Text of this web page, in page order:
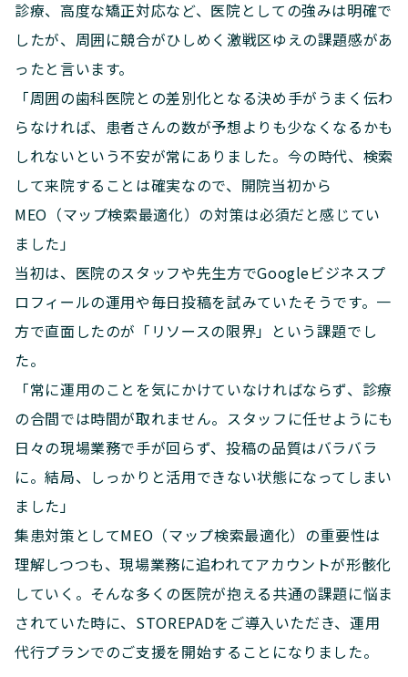
診療、高度な矯正対応など、医院としての強みは明確で
したが、周囲に競合がひしめく激戦区ゆえの課題感があ
ったと言います。
「周囲の歯科医院との差別化となる決め手がうまく伝わ
らなければ、患者さんの数が予想よりも少なくなるかも
しれないという不安が常にありました。今の時代、検索
して来院することは確実なので、開院当初から
MEO（マップ検索最適化）の対策は必須だと感じてい
ました」
当初は、医院のスタッフや先生方でGoogleビジネスプ
ロフィールの運用や毎日投稿を試みていたそうです。一
方で直面したのが「リソースの限界」という課題でし
た。
「常に運用のことを気にかけていなければならず、診療
の合間では時間が取れません。スタッフに任せようにも
日々の現場業務で手が回らず、投稿の品質はバラバラ
に。結局、しっかりと活用できない状態になってしまい
ました」
集患対策としてMEO（マップ検索最適化）の重要性は
理解しつつも、現場業務に追われてアカウントが形骸化
していく。そんな多くの医院が抱える共通の課題に悩ま
されていた時に、STOREPADをご導入いただき、運用
代行プランでのご支援を開始することになりました。